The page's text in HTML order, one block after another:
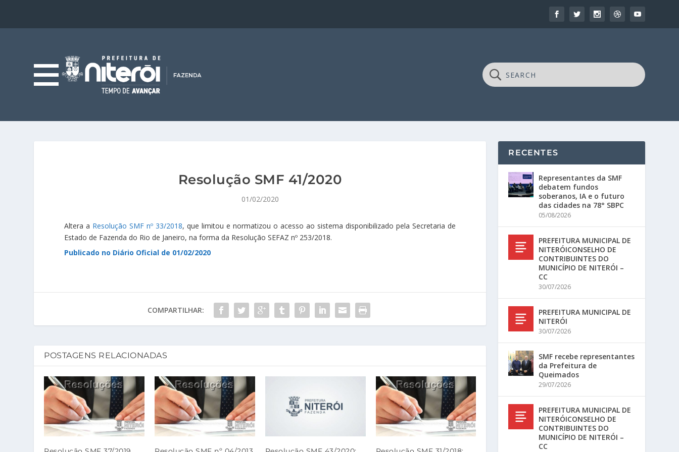
Resolução SMF 41/2020
01/02/2020
Altera a Resolução SMF nº 33/2018, que limitou e normatizou o acesso ao sistema disponibilizado pela Secretaria de
Estado de Fazenda do Rio de Janeiro, na forma da Resolução SEFAZ nº 253/2018.
Publicado no Diário Oficial de 01/02/2020
COMPARTILHAR:
POSTAGENS RELACIONADAS
RECENTES
Representantes da SMF
debatem fundos
soberanos, IA e o futuro
das cidades na 78° SBPC
05/08/2026
PREFEITURA MUNICIPAL DE
NITERÓICONSELHO DE
CONTRIBUINTES DO
MUNICÍPIO DE NITERÓI –
CC
30/07/2026
PREFEITURA MUNICIPAL DE
NITERÓI
30/07/2026
SMF recebe representantes
da Prefeitura de
Queimados
29/07/2026
PREFEITURA MUNICIPAL DE
NITERÓICONSELHO DE
CONTRIBUINTES DO
MUNICÍPIO DE NITERÓI –
CC